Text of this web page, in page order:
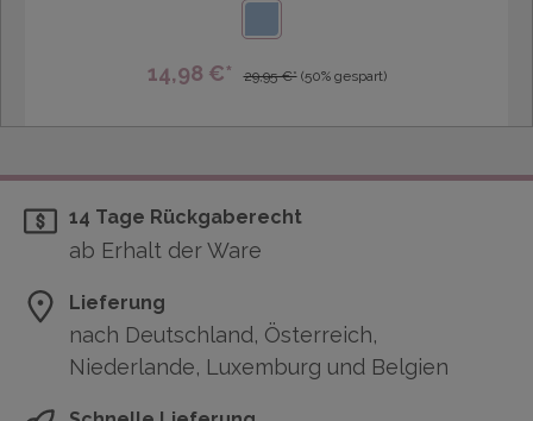
14,98 €* 29,95 €* (50% gespart)
14 Tage Rückgaberecht
ab Erhalt der Ware
Lieferung
nach Deutschland, Österreich,
Niederlande, Luxemburg und Belgien